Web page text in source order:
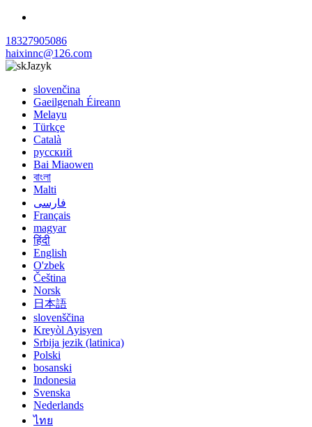
18327905086
haixinnc@126.com
Jazyk
slovenčina
Gaeilgenah Éireann
Melayu
Türkçe
Català
русский
Bai Miaowen
বাংলা
Malti
فارسی
Français
magyar
हिंदी
English
O'zbek
Čeština
Norsk
日本語
slovenščina
Kreyòl Ayisyen
Srbija jezik (latinica)
Polski
bosanski
Indonesia
Svenska
Nederlands
ไทย